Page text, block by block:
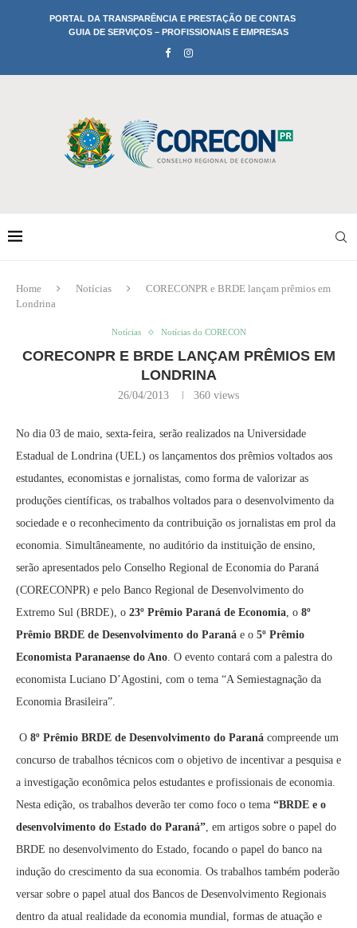
PORTAL DA TRANSPARÊNCIA E PRESTAÇÃO DE CONTAS
GUIA DE SERVIÇOS – PROFISSIONAIS E EMPRESAS
Home Notícias
CORECONPR e BRDE lançam prêmios em
Londrina
Notícias Notícias do CORECON
CORECONPR E BRDE LANÇAM PRÊMIOS EM
LONDRINA
26/04/2013 360 views
No dia 03 de maio, sexta-feira, serão realizados na Universidade
Estadual de Londrina (UEL) os lançamentos dos prêmios voltados aos
estudantes, economistas e jornalistas, como forma de valorizar as
produções científicas, os trabalhos voltados para o desenvolvimento da
sociedade e o reconhecimento da contribuição os jornalistas em prol da
economia. Simultâneamente, no auditório da instituição de ensino,
serão apresentados pelo Conselho Regional de Economia do Paraná
(CORECONPR) e pelo Banco Regional de Desenvolvimento do
Extremo Sul (BRDE), o 23º Prêmio Paraná de Economia, o 8º
Prêmio BRDE de Desenvolvimento do Paraná e o 5º Prêmio
Economista Paranaense do Ano. O evento contará com a palestra do
economista Luciano D’Agostini, com o tema “A Semiestagnação da
Economia Brasileira”.
O 8º Prêmio BRDE de Desenvolvimento do Paraná compreende um
concurso de trabalhos técnicos com o objetivo de incentivar a pesquisa e
a investigação econômica pelos estudantes e profissionais de economia.
Nesta edição, os trabalhos deverão ter como foco o tema “BRDE e o
desenvolvimento do Estado do Paraná”, em artigos sobre o papel do
BRDE no desenvolvimento do Estado, focando o papel do banco na
indução do crescimento da sua economia. Os trabalhos também poderão
versar sobre o papel atual dos Bancos de Desenvolvimento Regionais
dentro da atual realidade da economia mundial, formas de atuação e